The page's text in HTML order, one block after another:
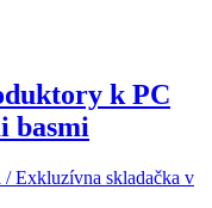
k PC
basmi